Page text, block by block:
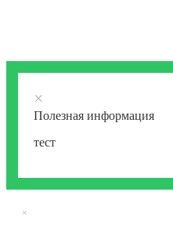
×
Полезная информация
тест
×